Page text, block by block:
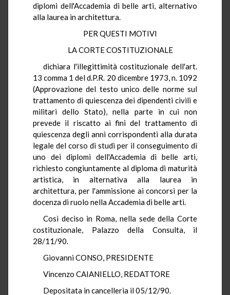
diplomi dell'Accademia di belle arti, alternativo
alla laurea in architettura.
PER QUESTI MOTIVI
LA CORTE COSTITUZIONALE
dichiara l'illegittimità costituzionale dell'art.
13 comma 1 del d.P.R. 20 dicembre 1973, n. 1092
(Approvazione del testo unico delle norme sul
trattamento di quiescenza dei dipendenti civili e
militari dello Stato), nella parte in cui non
prevede il riscatto ai fini del trattamento di
quiescenza degli anni corrispondenti alla durata
legale del corso di studi per il conseguimento di
uno dei diplomi dell'Accademia di belle arti,
richiesto congiuntamente al diploma di maturità
artistica, in alternativa alla laurea in
architettura, per l'ammissione ai concorsi per la
docenza di ruolo nella Accademia di belle arti.
Così deciso in Roma, nella sede della Corte
costituzionale, Palazzo della Consulta, il
28/11/90.
Giovanni CONSO, PRESIDENTE
Vincenzo CAIANIELLO, REDATTORE
Depositata in cancelleria il 05/12/90.